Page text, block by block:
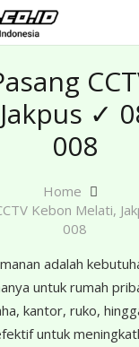
✓
008
Home
Kebon Melati,
008
adalah
untuk rumah
kantor, ruko,
untuk